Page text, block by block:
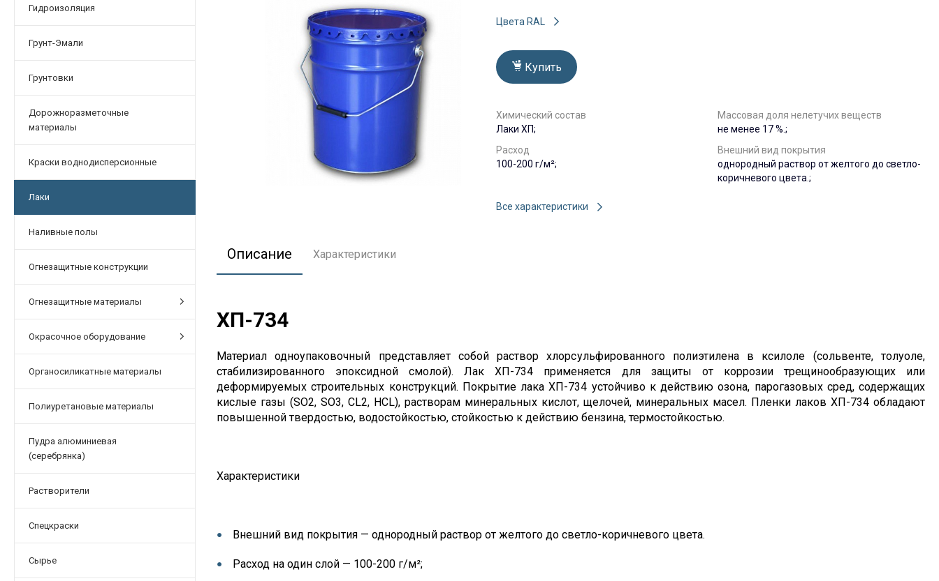
Гидроизоляция
Грунт-Эмали
Грунтовки
Дорожноразметочные
материалы
Краски воднодисперсионные
Лаки
Наливные полы
Огнезащитные конструкции
Огнезащитные материалы
Окрасочное оборудование
Органосиликатные материалы
Полиуретановые материалы
Пудра алюминиевая
(серебрянка)
Растворители
Спецкраски
Сырье
Цвета RAL
Купить
Химический состав
Лаки ХП;
Массовая доля нелетучих веществ
не менее 17 %.;
Расход
100-200 г/м²;
Внешний вид покрытия
однородный раствор от желтого до светло-
коричневого цвета.;
Все характеристики
Описание Характеристики
ХП-734
Материал одноупаковочный представляет собой раствор хлорсульфированного полиэтилена в ксилоле (сольвенте, толуоле,
стабилизированного эпоксидной смолой). Лак ХП-734 применяется для защиты от коррозии трещинообразующих или
деформируемых строительных конструкций. Покрытие лака ХП-734 устойчиво к действию озона, парогазовых сред, содержащих
кислые газы (SO2, SO3, CL2, HCL), растворам минеральных кислот, щелочей, минеральных масел. Пленки лаков ХП-734 обладают
повышенной твердостью, водостойкостью, стойкостью к действию бензина, термостойкостью.
Характеристики
Внешний вид покрытия — однородный раствор от желтого до светло-коричневого цвета.
Расход на один слой — 100-200 г/м²;